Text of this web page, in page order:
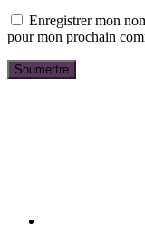
Enregistrer mon
pour mon prochain